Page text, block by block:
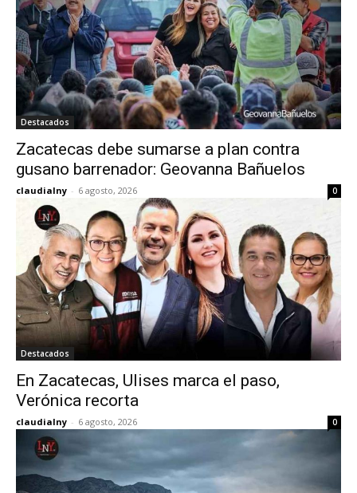
Destacados
Zacatecas debe sumarse a plan contra
gusano barrenador: Geovanna Bañuelos
claudialny - 6 agosto, 2026 0
Destacados
En Zacatecas, Ulises marca el paso,
Verónica recorta
claudialny - 6 agosto, 2026 0